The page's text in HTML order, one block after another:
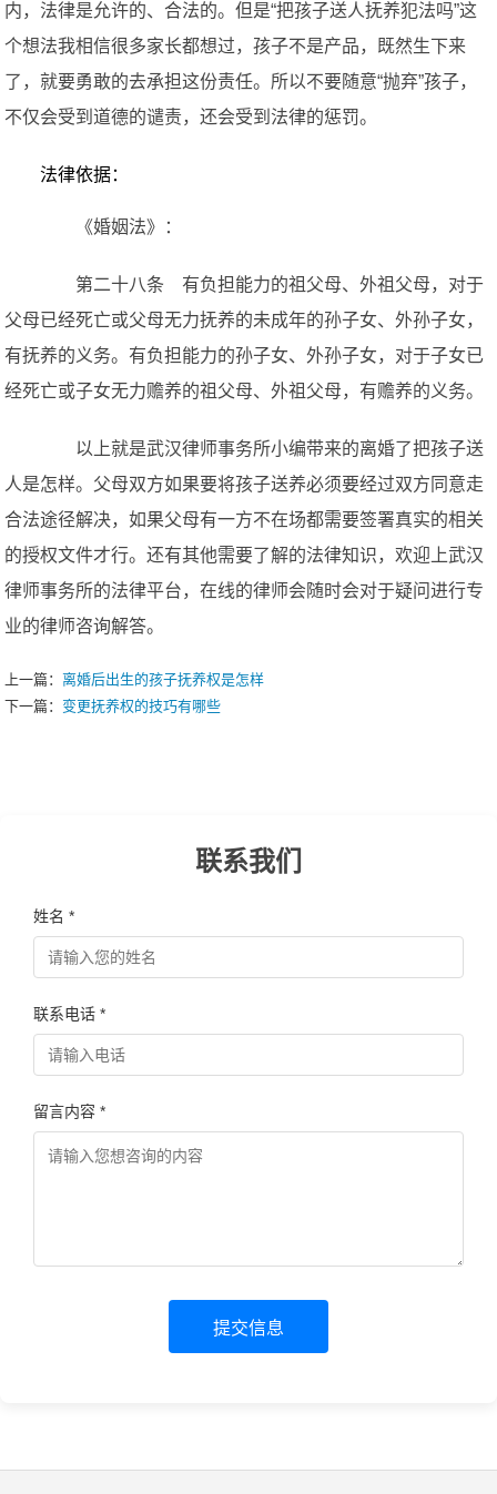
内，法律是允许的、合法的。但是“把孩子送人抚养犯法吗”这
个想法我相信很多家长都想过，孩子不是产品，既然生下来
了，就要勇敢的去承担这份责任。所以不要随意“抛弃”孩子，
不仅会受到道德的谴责，还会受到法律的惩罚。
法律依据：
《婚姻法》：
第二十八条 有负担能力的祖父母、外祖父母，对于
父母已经死亡或父母无力抚养的未成年的孙子女、外孙子女，
有抚养的义务。有负担能力的孙子女、外孙子女，对于子女已
经死亡或子女无力赡养的祖父母、外祖父母，有赡养的义务。
以上就是武汉律师事务所小编带来的离婚了把孩子送
人是怎样。父母双方如果要将孩子送养必须要经过双方同意走
合法途径解决，如果父母有一方不在场都需要签署真实的相关
的授权文件才行。还有其他需要了解的法律知识，欢迎上武汉
律师事务所的法律平台，在线的律师会随时会对于疑问进行专
业的律师咨询解答。
上一篇：离婚后出生的孩子抚养权是怎样
下一篇： 变更抚养权的技巧有哪些
联系我们
姓名 *
联系电话 *
留言内容 *
提交信息